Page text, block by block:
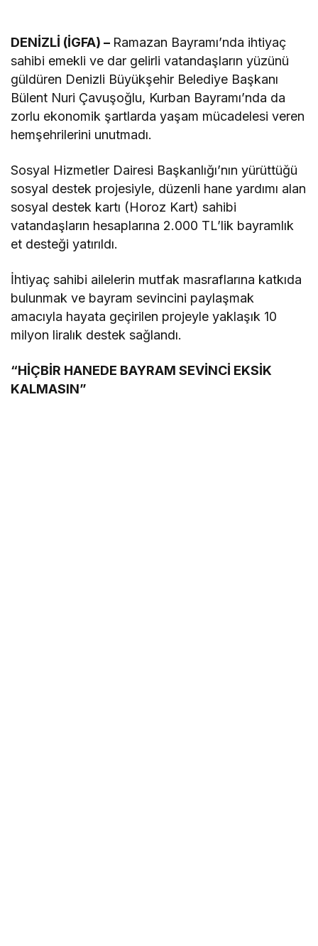
DENİZLİ (İGFA) – Ramazan Bayramı’nda ihtiyaç
sahibi emekli ve dar gelirli vatandaşların yüzünü
güldüren Denizli Büyükşehir Belediye Başkanı
Bülent Nuri Çavuşoğlu, Kurban Bayramı’nda da
zorlu ekonomik şartlarda yaşam mücadelesi veren
hemşehrilerini unutmadı.
Sosyal Hizmetler Dairesi Başkanlığı’nın yürüttüğü
sosyal destek projesiyle, düzenli hane yardımı alan
sosyal destek kartı (Horoz Kart) sahibi
vatandaşların hesaplarına 2.000 TL’lik bayramlık
et desteği yatırıldı.
İhtiyaç sahibi ailelerin mutfak masraflarına katkıda
bulunmak ve bayram sevincini paylaşmak
amacıyla hayata geçirilen projeyle yaklaşık 10
milyon liralık destek sağlandı.
“HİÇBİR HANEDE BAYRAM SEVİNCİ EKSİK
KALMASIN”